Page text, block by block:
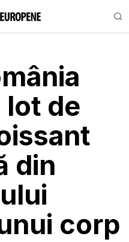
lot de
din
corp